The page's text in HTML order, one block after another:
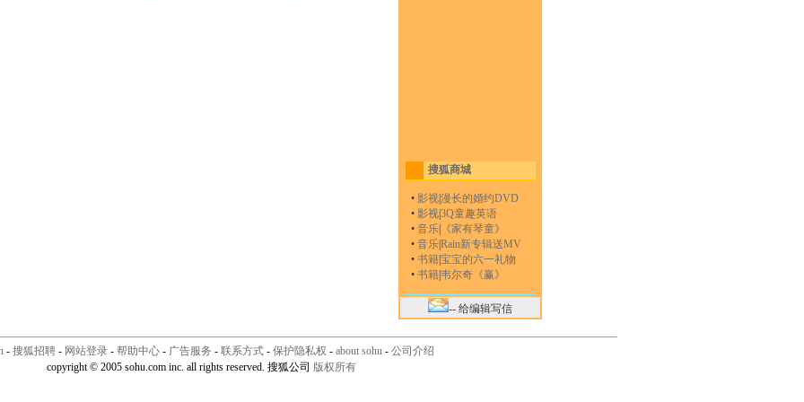
搜狐商城
• 影视漫长的婚约DVD
• 影视3Q童趣英语
• 音乐
《家有琴童》
• 音乐Rain新专辑送MV
• 书籍宝宝的六一礼物
• 书籍韦尔奇《赢》
-- 给编辑写信
- 搜狐招聘 - 网站登录 - 帮助中心 - 广告服务 - 联系方式 - 保护隐私权 - about sohu - 公司介绍
copyright © 2005 sohu.com inc. all rights reserved. 搜狐公司 版权所有